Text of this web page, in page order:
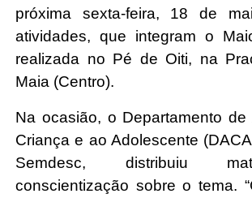
próxima sexta-feira, 18 de
atividades, que integram o
realizada no Pé de Oiti, na
Maia (Centro).
Na ocasião, o Departamento de
Criança e ao Adolescente
Semdesc, distribuiu
conscientização sobre o tema.